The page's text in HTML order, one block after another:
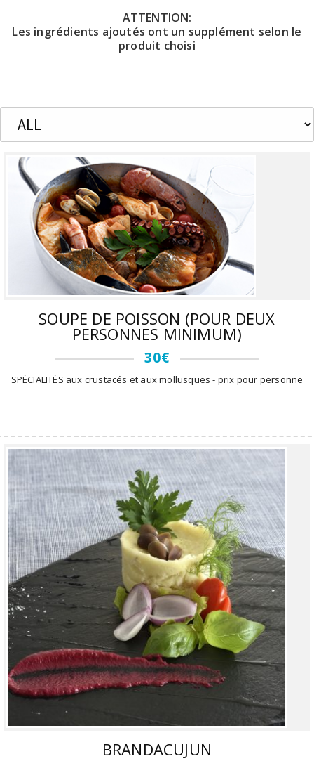
ATTENTION:
Les ingrédients ajoutés ont un supplément selon le
produit choisi
SOUPE DE POISSON (POUR DEUX
PERSONNES MINIMUM)
30€
SPÉCIALITÉS aux crustacés et aux mollusques - prix pour personne
BRANDACUJUN